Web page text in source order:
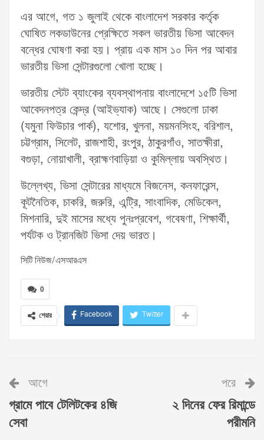
এর আগে, গত ১ জুলাই থেকে বাংলাদেশ সরকার কর্তৃক
ঘোষিত লকডাউনের প্রেক্ষিতে সকল ভারতীয় ভিসা আবেদন
বন্ধের ঘোষণা করা হয়। প্রায় এক মাস ১০ দিন পর আবার
ভারতীয় ভিসা সেন্টারগুলো খোলা হচ্ছে।
ভারতীয় স্টেট ব্যাংকের ব্যবস্থাপনায় বাংলাদেশে ১৫টি ভিসা
আবেদনপত্র কেন্দ্র (আইভ্যাক) আছে। সেগুলো ঢাকা
(যমুনা ফিউচার পার্ক), যশোর, খুলনা, ময়মনসিংহ, বরিশাল,
চট্টগ্রাম, সিলেট, রাজশাহী, রংপুর, ঠাকুরগাঁও, সাতক্ষীরা,
বগুড়া, নোয়াখালী, ব্রাহ্মণবাড়িয়া ও কুমিল্লায় অবস্থিত।
উল্লেখ্য, ভিসা সেন্টারের মাধ্যমে বিজনেস, কনফারেন্স,
কূটনৈতিক, চাকরি, জরুরি, এন্ট্রি, সাংবাদিক, মেডিকেল,
মিশনারি, দুই মাসের মধ্যে পুনঃপ্রবেশ, গবেষণা, শিক্ষার্থী,
পর্যটক ও ট্রানজিট ভিসা দেয় ভারত।
সিটি নিউজ/এসআরএস
0
শেয়ার Facebook Twitter
আগে
গ্রামে পাবে টেলিটকের ৪জি
সেবা
পরে
২ দিনের ফের রিমান্ডে
পরীমনি